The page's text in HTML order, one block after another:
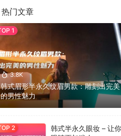
热门文章
3.8K
韩式眉形半永久纹眉男款：雕刻出完美
的男性魅力
韩式半永久眼妆 – 让